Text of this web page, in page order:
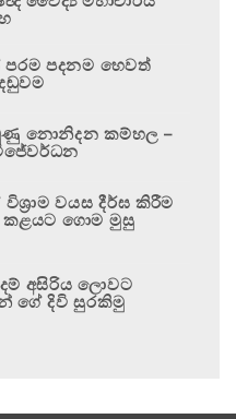
පරම පදනම හෙවත්
නොනිදන කම්හල –
වයස දීර්ඝ කිරීම
කළයට ගොම මුසු
අසිරිය ලොවට
ගේ දිවි සුරකිමු